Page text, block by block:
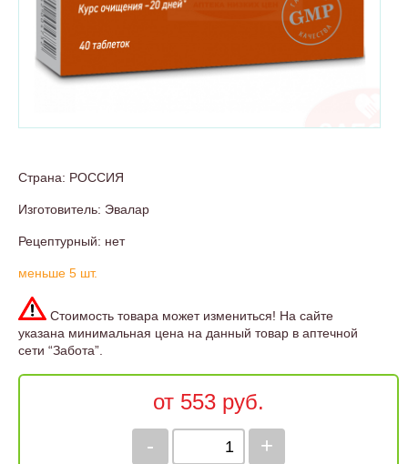
Страна: РОССИЯ
Изготовитель: Эвалар
Рецептурный: нет
меньше 5 шт.
Стоимость товара может измениться! На сайте
указана минимальная цена на данный товар в аптечной
сети “Забота”.
от 553 руб.
+
-